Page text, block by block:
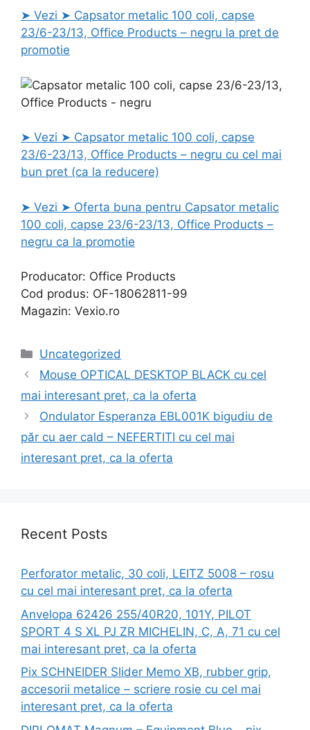
➤ Vezi ➤ Capsator metalic 100 coli, capse
23/6-23/13, Office Products – negru la pret de
promotie
➤ Vezi ➤ Capsator metalic 100 coli, capse
23/6-23/13, Office Products – negru cu cel mai
bun pret (ca la reducere)
➤ Vezi ➤ Oferta buna pentru Capsator metalic
100 coli, capse 23/6-23/13, Office Products –
negru ca la promotie
Producator: Office Products
Cod produs: OF-18062811-99
Magazin: Vexio.ro
Categories
Uncategorized
Mouse OPTICAL DESKTOP BLACK cu cel
mai interesant pret, ca la oferta
Ondulator Esperanza EBL001K bigudiu de
păr cu aer cald – NEFERTITI cu cel mai
interesant pret, ca la oferta
Recent Posts
Perforator metalic, 30 coli, LEITZ 5008 – rosu
cu cel mai interesant pret, ca la oferta
Anvelopa 62426 255/40R20, 101Y, PILOT
SPORT 4 S XL PJ ZR MICHELIN, C, A, 71 cu cel
mai interesant pret, ca la oferta
Pix SCHNEIDER Slider Memo XB, rubber grip,
accesorii metalice – scriere rosie cu cel mai
interesant pret, ca la oferta